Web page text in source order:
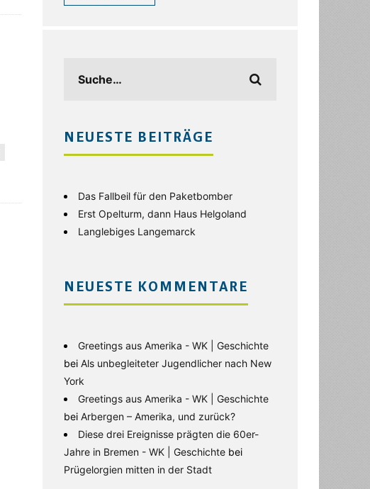
NEUESTE BEITRÄGE
Das Fallbeil für den Paketbomber
Erst Opelturm, dann Haus Helgoland
Langlebiges Langemarck
NEUESTE KOMMENTARE
Greetings aus Amerika - WK | Geschichte
bei Als unbegleiteter Jugendlicher nach New
York
Greetings aus Amerika - WK | Geschichte
bei Arbergen – Amerika, und zurück?
Diese drei Ereignisse prägten die 60er-
Jahre in Bremen - WK | Geschichte bei
Prügelorgien mitten in der Stadt